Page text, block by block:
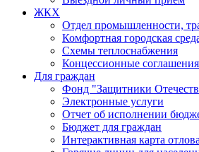
ЖКХ
Отдел промышленности,
Комфортная городская
Схемы теплоснабжения
Концессионные соглашения
Для граждан
Фонд "Защитники
Электронные услуги
Отчет об исполнении
Бюджет для граждан
Интерактивная карта